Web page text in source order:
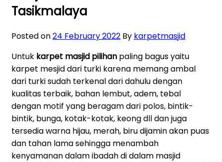
Tasikmalaya
Posted on24 February 2022 By karpetmasjid
Untuk karpet masjid pilihan paling bagus yaitu
karpet mesjid dari turki karena memang ambal
dari turki sudah terkenal dari dahulu dengan
kualitas terbaik, bahan lembut, adem, tebal
dengan motif yang beragam dari polos, bintik-
bintik, bunga, kotak-kotak, keong dll dan juga
tersedia warna hijau, merah, biru dijamin akan puas
dan tahan lama sehingga menambah
kenyamanan dalam ibadah di dalam masjid